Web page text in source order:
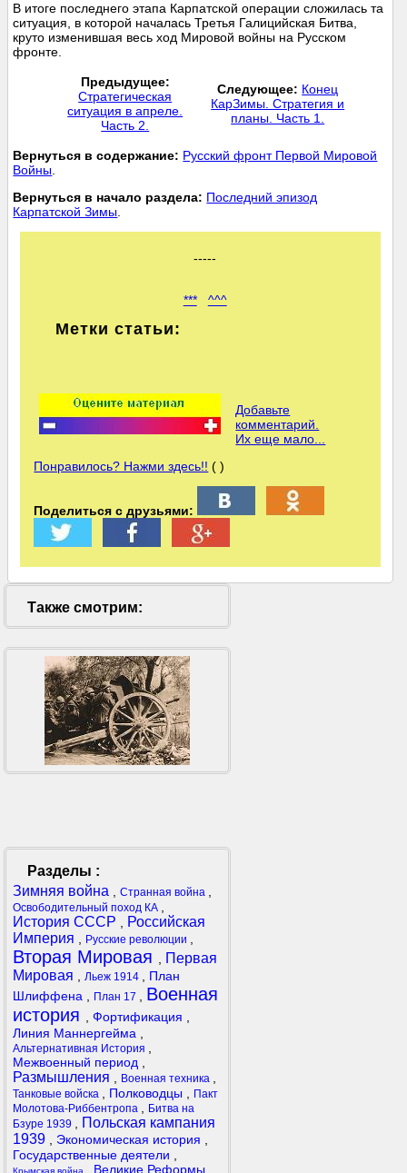
В итоге последнего этапа Карпатской операции сложилась та
ситуация, в которой началась Третья Галицийская Битва,
круто изменившая весь ход Мировой войны на Русском
фронте.
Предыдущее:
Стратегическая
ситуация в апреле.
Часть 2.
Следующее: Конец
КарЗимы. Стратегия и
планы. Часть 1.
Вернуться в содержание: Русский фронт Первой Мировой
Войны
Вернуться в начало раздела: Последний эпизод
Карпатской Зимы
-----
*** ^^^
Метки статьи:
Добавьте
комментарий.
Их еще мало...
Понравилось? Нажми здесь!! ( )
Поделиться с друзьями:
Также смотрим:
Разделы :
Зимняя война
Странная война
Освободительный поход КА
История СССР
Российская
Империя
Русские революции
Вторая Мировая
Первая
Мировая
Льеж 1914
План
Шлиффена
План 17
Военная
история
Фортификация
Линия Маннергейма
Альтернативная История
Межвоенный период
Размышления Военная техника
Танковые войска Полководцы
Пакт
Молотова-Риббентропа
Битва на
Бзуре 1939
Польская кампания
1939
Экономическая история
Государственные деятели
Крымская война Великие Реформы